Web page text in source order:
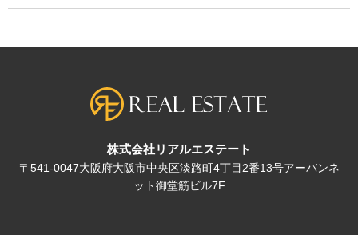
株式会社リアルエステート
〒541-0047大阪府大阪市中央区淡路町4丁目2番13号アーバンネ
ット御堂筋ビル7F